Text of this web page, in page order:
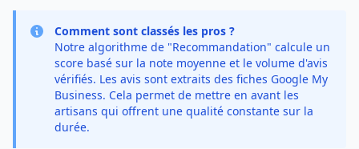
Comment sont classés les pros ?
Notre algorithme de "Recommandation" calcule un
score basé sur la note moyenne et le volume d'avis
vérifiés. Les avis sont extraits des fiches Google My
Business. Cela permet de mettre en avant les
artisans qui offrent une qualité constante sur la
durée.